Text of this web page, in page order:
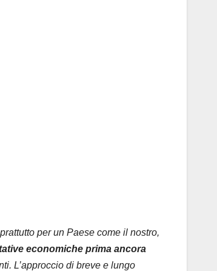
per un Paese come il nostro,
economiche prima ancora
L’approccio di breve e lungo